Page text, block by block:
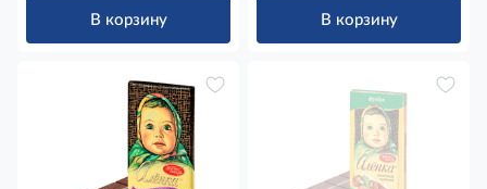
В корзину В корзину